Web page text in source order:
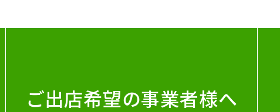
ご出店希望の事業者様へ